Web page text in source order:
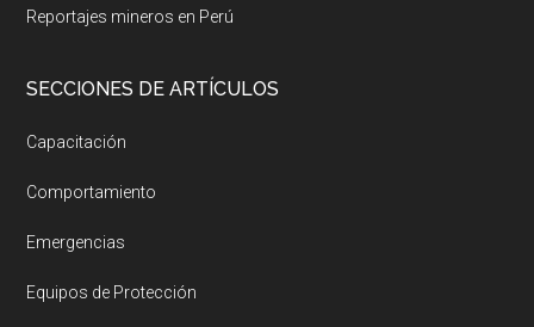
Reportajes mineros en Perú
SECCIONES DE ARTÍCULOS
Capacitación
Comportamiento
Emergencias
Equipos de Protección